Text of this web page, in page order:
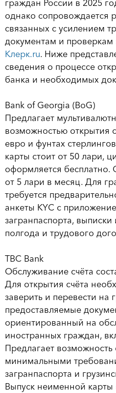
граждан России в 2025
однако сопровождается
связанных с усилением
документам и проверкам
Клерк.ru. Ниже
сведения о процессе
банка и необходимых
Bank of Georgia (BoG)
Предлагает
возможностью открытия
евро и фунтах
карты стоит от 50 лари,
оформляется бесплатно.
от 5 лари в месяц. Для
требуется
анкеты KYC с
загранпаспорта,
полгода и трудового
TBC Bank
Обслуживание счёта
Для открытия счёта
заверить и перевести на
предоставляемые
ориентированный на
иностранных граждан,
Предлагает возможность
минимальными
загранпаспорта и
Выпуск неименной